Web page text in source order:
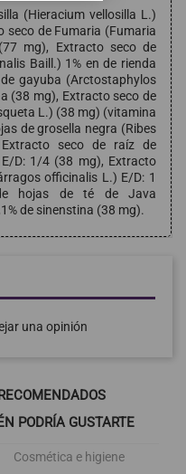
(Hieracium vellosilla L.)
seco de Fumaria (Fumaria
mg), Extracto seco de
Baill.) 1% en de rienda
gayuba (Arctostaphylos
(38 mg), Extracto seco de
L.) (38 mg) (vitamina
de grosella negra (Ribes
seco de raíz de
D: 1/4 (38 mg), Extracto
officinalis L.) E/D: 1
hojas de té de Java
de sinenstina (38 mg).
una opinión
PODRÍA GUSTARTE
Cosmética e higiene